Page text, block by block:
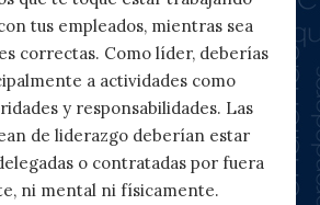
tus empleados, mientras sea
correctas. Como líder, deberías
a actividades como
y responsabilidades. Las
de liderazgo deberían estar
o contratadas por fuera
ni mental ni físicamente.